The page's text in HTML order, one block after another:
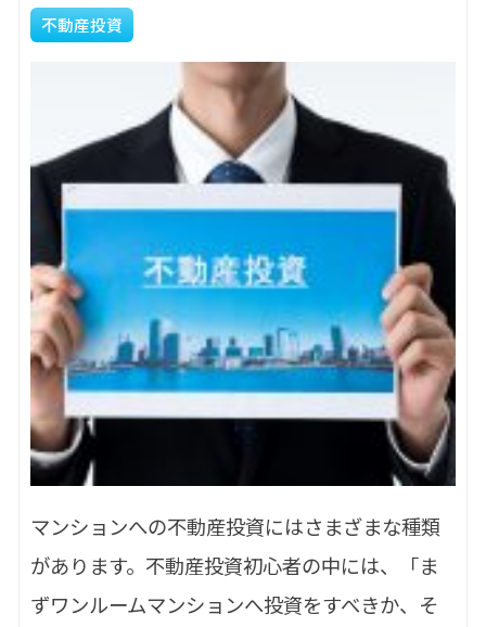
不動産投資
マンションへの不動産投資にはさまざまな種類
があります。不動産投資初心者の中には、「ま
ずワンルームマンションへ投資をすべきか、そ